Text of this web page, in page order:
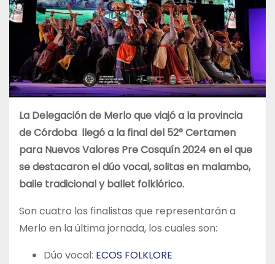
La Delegación de Merlo que viajó a la provincia
de Córdoba llegó a la final del 52° Certamen
para Nuevos Valores Pre Cosquín 2024 en el que
se destacaron el dúo vocal, solitas en malambo,
baile tradicional y ballet folklórico.
Son cuatro los finalistas que representarán a
Merlo en la última jornada, los cuales son:
Dúo vocal: ECOS FOLKLORE